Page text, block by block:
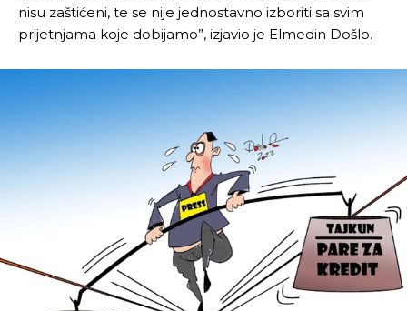
nisu zaštićeni, te se nije jednostavno izboriti sa svim
prijetnjama koje dobijamo”, izjavio je Elmedin Došlo.